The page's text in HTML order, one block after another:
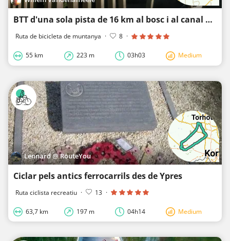
BTT d'una sola pista de 16 km al bosc i al canal al voltant de Hertsberge/Bulskampveld
Ruta de bicicleta de muntanya · 8 ·
55 km 223 m 03h03 Medium
Lennard @ RouteYou
Ciclar pels antics ferrocarrils des de Ypres
Ruta ciclista recreatiu · 13 ·
63,7 km 197 m 04h14 Medium